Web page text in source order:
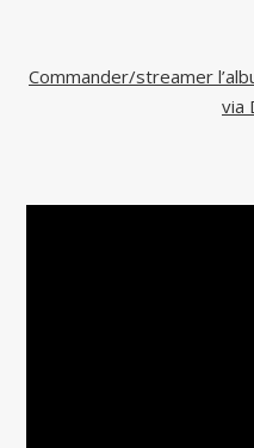
Commander/streamer
via